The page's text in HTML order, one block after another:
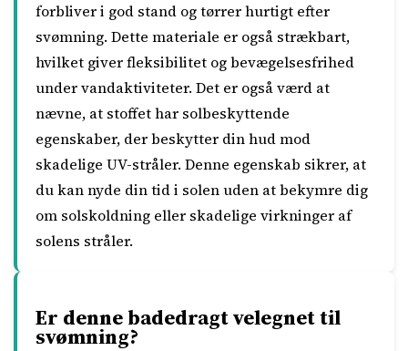
forbliver i god stand og tørrer hurtigt efter
svømning. Dette materiale er også strækbart,
hvilket giver fleksibilitet og bevægelsesfrihed
under vandaktiviteter. Det er også værd at
nævne, at stoffet har solbeskyttende
egenskaber, der beskytter din hud mod
skadelige UV-stråler. Denne egenskab sikrer, at
du kan nyde din tid i solen uden at bekymre dig
om solskoldning eller skadelige virkninger af
solens stråler.
Er denne badedragt velegnet til
svømning?